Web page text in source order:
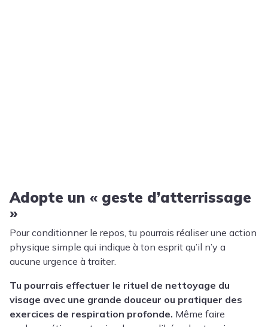
Adopte un « geste d’atterrissage
»
Pour conditionner le repos, tu pourrais réaliser une action
physique simple qui indique à ton esprit qu’il n’y a
aucune urgence à traiter.
Tu pourrais effectuer le rituel de nettoyage du
visage avec une grande douceur ou pratiquer des
exercices de respiration profonde. Même faire